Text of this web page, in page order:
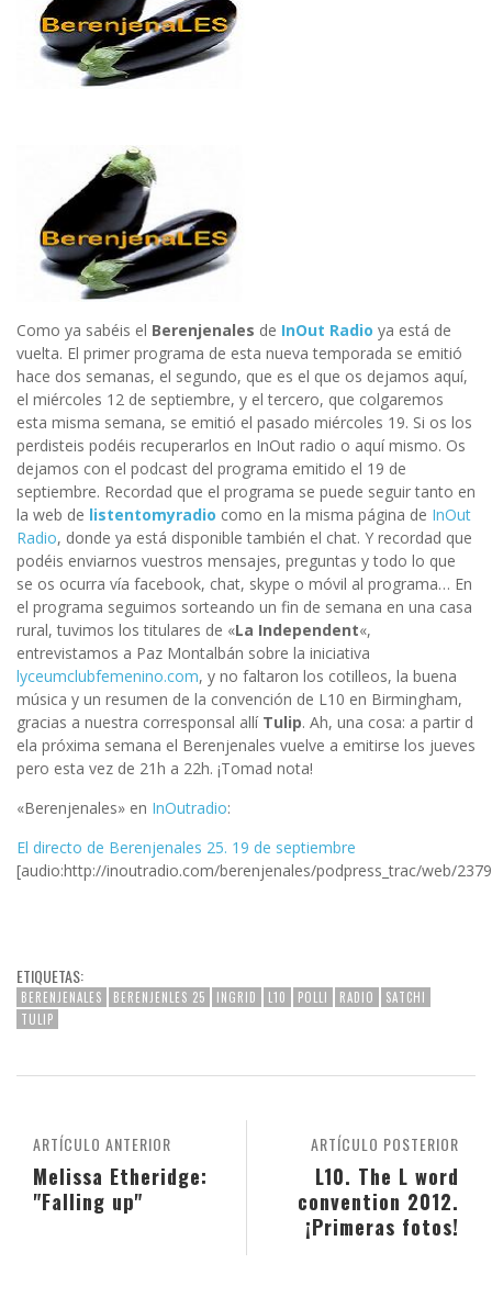
Como ya sabéis el Berenjenales de InOut Radio ya está de
vuelta. El primer programa de esta nueva temporada se emitió
hace dos semanas, el segundo, que es el que os dejamos aquí,
el miércoles 12 de septiembre, y el tercero, que colgaremos
esta misma semana, se emitió el pasado miércoles 19. Si os los
perdisteis podéis recuperarlos en InOut radio o aquí mismo. Os
dejamos con el podcast del programa emitido el 19 de
septiembre. Recordad que el programa se puede seguir tanto en
la web de listentomyradio como en la misma página de InOut
Radio, donde ya está disponible también el chat. Y recordad que
podéis enviarnos vuestros mensajes, preguntas y todo lo que
se os ocurra vía facebook, chat, skype o móvil al programa… En
el programa seguimos sorteando un fin de semana en una casa
rural, tuvimos los titulares de «La Independent«,
entrevistamos a Paz Montalbán sobre la iniciativa
lyceumclubfemenino.com, y no faltaron los cotilleos, la buena
música y un resumen de la convención de L10 en Birmingham,
gracias a nuestra corresponsal allí Tulip. Ah, una cosa: a partir d
ela próxima semana el Berenjenales vuelve a emitirse los jueves
pero esta vez de 21h a 22h. ¡Tomad nota!
«Berenjenales» en InOutradio:
El directo de Berenjenales 25. 19 de septiembre
[audio:http://inoutradio.com/berenjenales/podpress_trac/web/
ETIQUETAS:
BERENJENALES BERENJENLES 25 INGRID L10 POLLI RADIO
SATCHI
TULIP
ARTÍCULO POSTERIOR
L10. The L word
convention 2012.
¡Primeras fotos!
ARTÍCULO ANTERIOR
Melissa Etheridge:
"Falling up"